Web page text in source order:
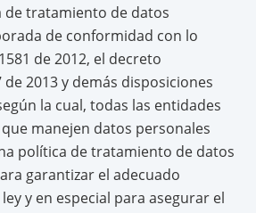
de tratamiento de datos
de conformidad con lo
de 2012, el decreto
2013 y demás disposiciones
la cual, todas las entidades
manejen datos personales
política de tratamiento de datos
garantizar el adecuado
y en especial para asegurar el